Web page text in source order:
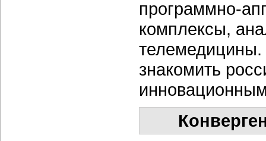
программно-
комплексы,
знакомить